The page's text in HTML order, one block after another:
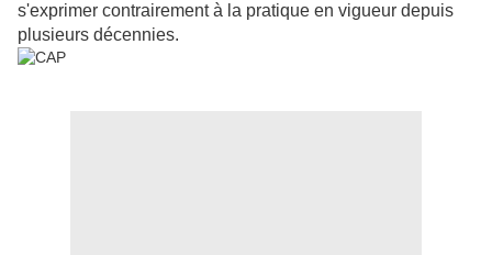
s'exprimer contrairement à la pratique en vigueur depuis
plusieurs décennies.